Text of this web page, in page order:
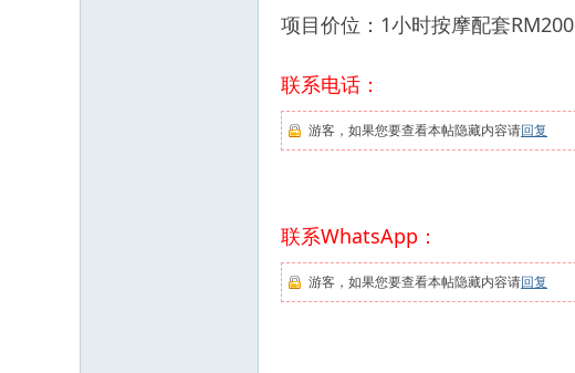
项目价位：1小时按摩配套RM200
联系电话：
游客，如果您要查看本帖隐藏内容请回复
联系WhatsApp：
游客，如果您要查看本帖隐藏内容请回复